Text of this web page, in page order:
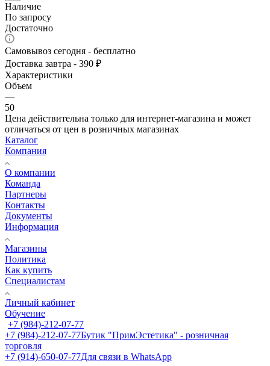
Наличие
По запросу
Достаточно
Самовывоз сегодня - бесплатно
Доставка завтра - 390 ₽
Характеристики
Объем
—
50
Цена действительна только для интернет-магазина и может
отличаться от цен в розничных магазинах
Каталог
Компания
О компании
Команда
Партнеры
Контакты
Документы
Информация
Магазины
Политика
Как купить
Специалистам
Личный кабинет
Обучение
+7 (984)-212-07-77
+7 (984)-212-07-77Бутик "ПримЭстетика" - розничная
торговля
+7 (914)-650-07-77Для связи в WhatsApp